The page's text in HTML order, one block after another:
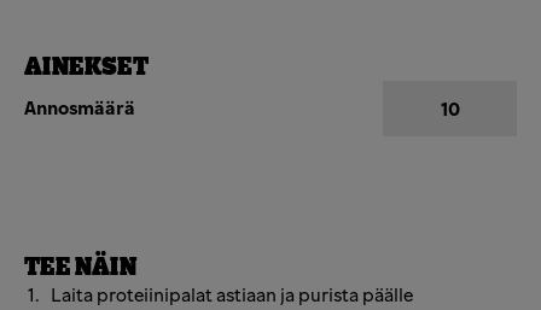
AINEKSET
Annosmäärä
TEE NÄIN
Laita proteiinipalat astiaan ja purista päälle